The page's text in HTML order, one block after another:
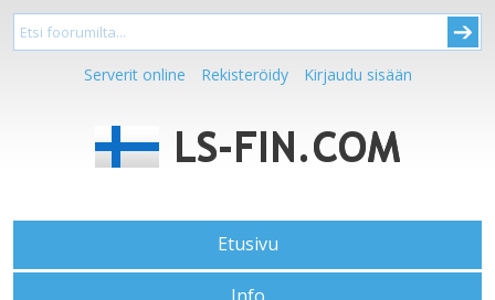
Serverit online Rekisteröidy Kirjaudu sisään
Etusivu